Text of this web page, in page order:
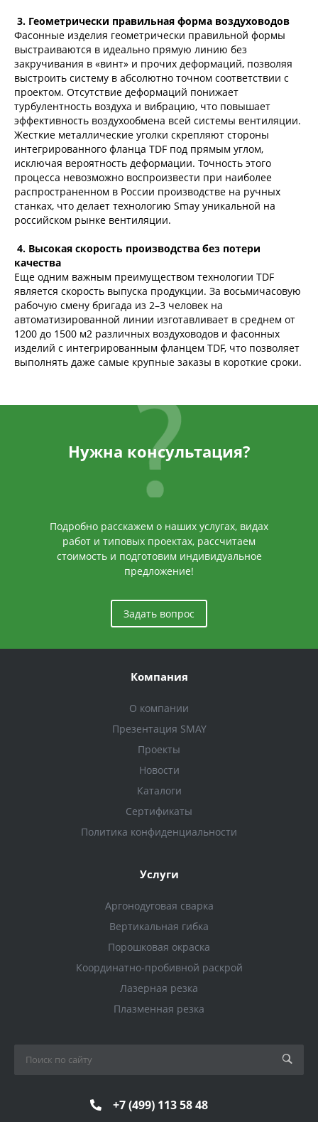
3. Геометрически правильная форма воздуховодов
Фасонные изделия геометрически правильной формы
выстраиваются в идеально прямую линию без
закручивания в «винт» и прочих деформаций, позволяя
выстроить систему в абсолютно точном соответствии с
проектом. Отсутствие деформаций понижает
турбулентность воздуха и вибрацию, что повышает
эффективность воздухообмена всей системы вентиляции.
Жесткие металлические уголки скрепляют стороны
интегрированного фланца TDF под прямым углом,
исключая вероятность деформации. Точность этого
процесса невозможно воспроизвести при наиболее
распространенном в России производстве на ручных
станках, что делает технологию Smay уникальной на
российском рынке вентиляции.
4. Высокая скорость производства без потери
качества
Еще одним важным преимуществом технологии TDF
является скорость выпуска продукции. За восьмичасовую
рабочую смену бригада из 2–3 человек на
автоматизированной линии изготавливает в среднем от
1200 до 1500 м2 различных воздуховодов и фасонных
изделий с интегрированным фланцем TDF, что позволяет
выполнять даже самые крупные заказы в короткие сроки.
Нужна консультация?
Подробно расскажем о наших услугах, видах
работ и типовых проектах, рассчитаем
стоимость и подготовим индивидуальное
предложение!
Задать вопрос
Компания
О компании
Презентация SMAY
Проекты
Новости
Каталоги
Сертификаты
Политика конфиденциальности
Услуги
Аргонодуговая сварка
Вертикальная гибка
Порошковая окраска
Координатно-пробивной раскрой
Лазерная резка
Плазменная резка
+7 (499) 113 58 48